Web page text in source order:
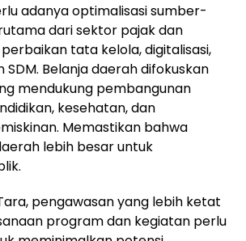
adanya optimalisasi sumber-
dari sektor pajak dan
tata kelola, digitalisasi,
Belanja daerah difokuskan
mendukung pembangunan
kesehatan, dan
Memastikan bahwa
lebih besar untuk
pengawasan yang lebih ketat
program dan kegiatan perlu